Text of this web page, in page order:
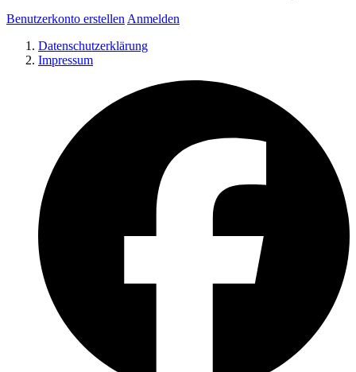
Benutzerkonto erstellenAnmelden
Datenschutzerklärung
Impressum